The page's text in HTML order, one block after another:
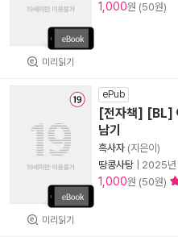
미리읽기
1,000원 (50원)
미리읽기
ePub
[전자책] [BL]
남기
흑사자 (지은이)
땅콩사탕
2025년
1,000원 (50원)